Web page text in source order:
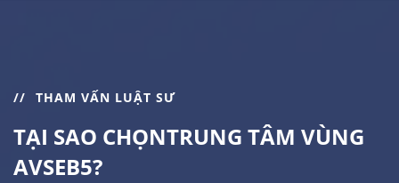
THAM VẤN LUẬT SƯ
TẠI SAO CHỌNTRUNG TÂM VÙNG
AVSEB5?